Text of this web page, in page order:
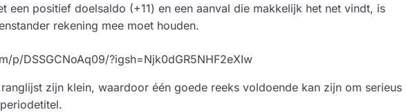
een positief doelsaldo (+11) en een aanval die makkelijk het net vindt, is
rekening mee moet houden.
p/DSSGCNoAq09/?igsh=Njk0dGR5NHF2eXIw
zijn klein, waardoor één goede reeks voldoende kan zijn om serieus